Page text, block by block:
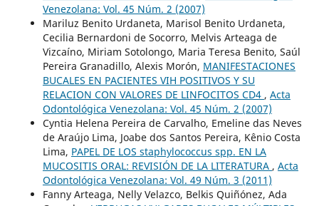
Venezolana: Vol. 45 Núm. 2 (2007)
Mariluz Benito Urdaneta, Marisol Benito Urdaneta,
Cecilia Bernardoni de Socorro, Melvis Arteaga de
Vizcaíno, Miriam Sotolongo, Maria Teresa Benito, Saúl
Pereira Granadillo, Alexis Morón, MANIFESTACIONES
BUCALES EN PACIENTES VIH POSITIVOS Y SU
RELACION CON VALORES DE LINFOCITOS CD4 , Acta
Odontológica Venezolana: Vol. 45 Núm. 2 (2007)
Cyntia Helena Pereira de Carvalho, Emeline das Neves
de Araújo Lima, Joabe dos Santos Pereira, Kênio Costa
Lima, PAPEL DE LOS staphylococcus spp. EN LA
MUCOSITIS ORAL: REVISIÓN DE LA LITERATURA , Acta
Odontológica Venezolana: Vol. 49 Núm. 3 (2011)
Fanny Arteaga, Nelly Velazco, Belkis Quiñónez, Ada